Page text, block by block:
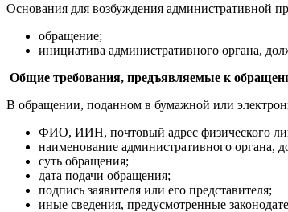
Основания для возбуждения административной
обращение;
инициатива административного органа,
Общие требования, предъявляемые к
В обращении, поданном в бумажной или
ФИО, ИИН, почтовый адрес физического
наименование административного органа,
суть обращения;
дата подачи обращения;
подпись заявителя или его представителя;
иные сведения, предусмотренные